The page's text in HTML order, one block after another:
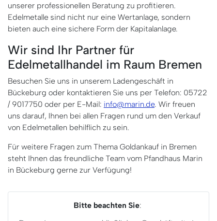
unserer professionellen Beratung zu profitieren.
Edelmetalle sind nicht nur eine Wertanlage, sondern
bieten auch eine sichere Form der Kapitalanlage.
Wir sind Ihr Partner für
Edelmetallhandel im Raum Bremen
Besuchen Sie uns in unserem Ladengeschäft in
Bückeburg oder kontaktieren Sie uns per Telefon: 05722
/ 9017750 oder per E-Mail: info@marin.de. Wir freuen
uns darauf, Ihnen bei allen Fragen rund um den Verkauf
von Edelmetallen behilflich zu sein.
Für weitere Fragen zum Thema Goldankauf in Bremen
steht Ihnen das freundliche Team vom Pfandhaus Marin
in Bückeburg gerne zur Verfügung!
Bitte beachten Sie: